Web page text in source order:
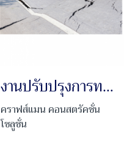
งานปรับปรุงการทรุดตัวจากดินสไลด์
คราฟส์แมน คอนสตรัคชั่น
โซลูชั่น